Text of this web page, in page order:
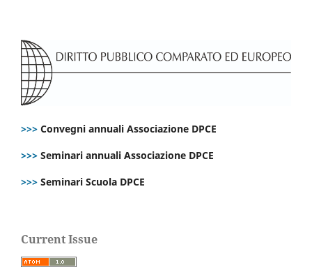
>>> Convegni annuali Associazione DPCE
>>> Seminari annuali Associazione DPCE
>>> Seminari Scuola DPCE
Current Issue